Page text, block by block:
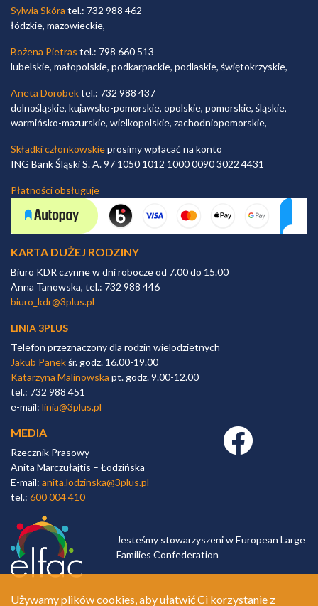
Sylwia Skóra tel.: 732 988 462
łódzkie, mazowieckie,
Bożena Pietras tel.: 798 660 513
lubelskie, małopolskie, podkarpackie, podlaskie, świętokrzyskie,
Aneta Dorobektel.: 732 988 437
dolnośląskie, kujawsko-pomorskie, opolskie, pomorskie, śląskie,
warmińsko-mazurskie, wielkopolskie, zachodniopomorskie,
Składki członkowskieprosimy wpłacać na konto
ING Bank Śląski S. A. 97 1050 1012 1000 0090 3022 4431
Płatności obsługuje
KARTA DUŻEJ RODZINY
Biuro KDR czynne w dni robocze od 7.00 do 15.00
Anna Tanowska, tel.: 732 988 446
biuro_kdr@3plus.pl
LINIA 3PLUS
Telefon przeznaczony dla rodzin wielodzietnych
Jakub Panekśr. godz. 16.00-19.00
Katarzyna Malinowska pt. godz. 9.00-12.00
tel.: 732 988 451
e-mail: linia@3plus.pl
MEDIA
Rzecznik Prasowy
Anita Marczułajtis – Łodzińska
E-mail: anita.lodzinska@3plus.pl
tel.: 600 004 410
Facebook link
Jesteśmy stowarzyszeni w European Large
Families Confederation
Używamy plików cookies, aby ułatwić Ci korzystanie z